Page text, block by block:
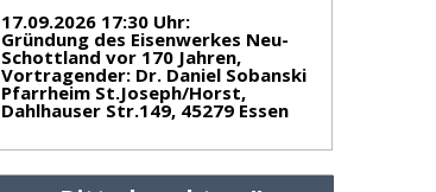
17.09.2026 17:30 Uhr:
Gründung des Eisenwerkes Neu-
Schottland vor 170 Jahren,
Vortragender: Dr. Daniel Sobanski
Pfarrheim St.Joseph/Horst,
Dahlhauser Str.149, 45279 Essen